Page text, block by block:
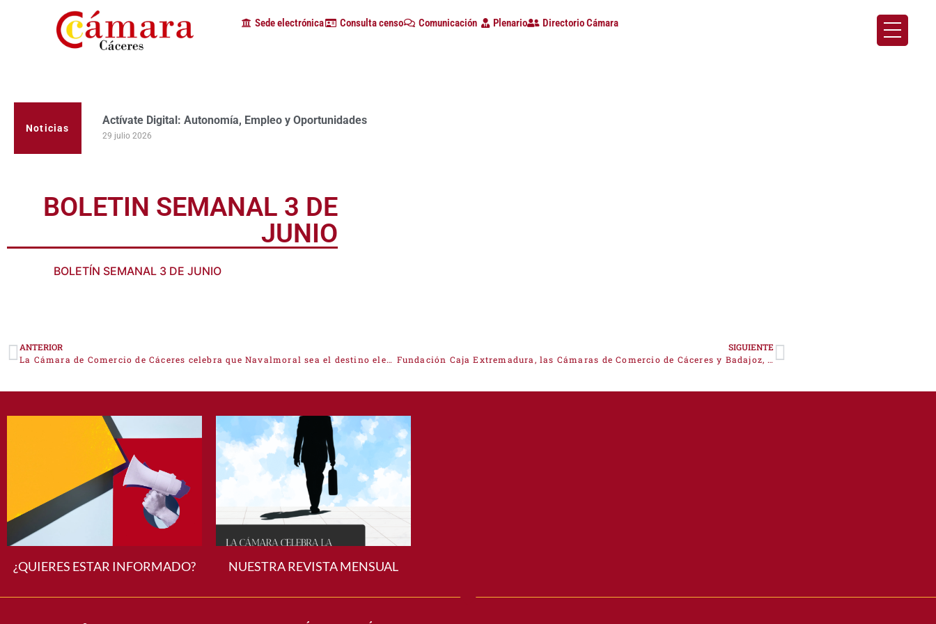
Sede electrónica Consulta censo Comunicación Plenario Directorio Cámara
Noticias
Actívate Digital: Autonomía, Empleo y Oportunidades
29 julio 2026
BOLETIN SEMANAL 3 DE
JUNIO
BOLETÍN SEMANAL 3 DE JUNIO
ANTERIOR
La Cámara de Comercio de Cáceres celebra que Navalmoral sea el destino elegido para una fábrica gigafactoría de baterías de litio ​
SIGUIENTE
Fundación Caja Extremadura, las Cámaras de Comercio de Cáceres y Badajoz, y Fundecyt presentan la III Edición del Programa “SAMARA EMPRENDE”
¿QUIERES ESTAR INFORMADO? NUESTRA REVISTA MENSUAL